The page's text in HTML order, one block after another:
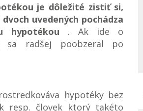
je dôležité zistiť si,
uvedených pochádza
hypotékou . Ak ide o
sa radšej poobzeral po
hypotéky bez
resp. človek ktorý takéto